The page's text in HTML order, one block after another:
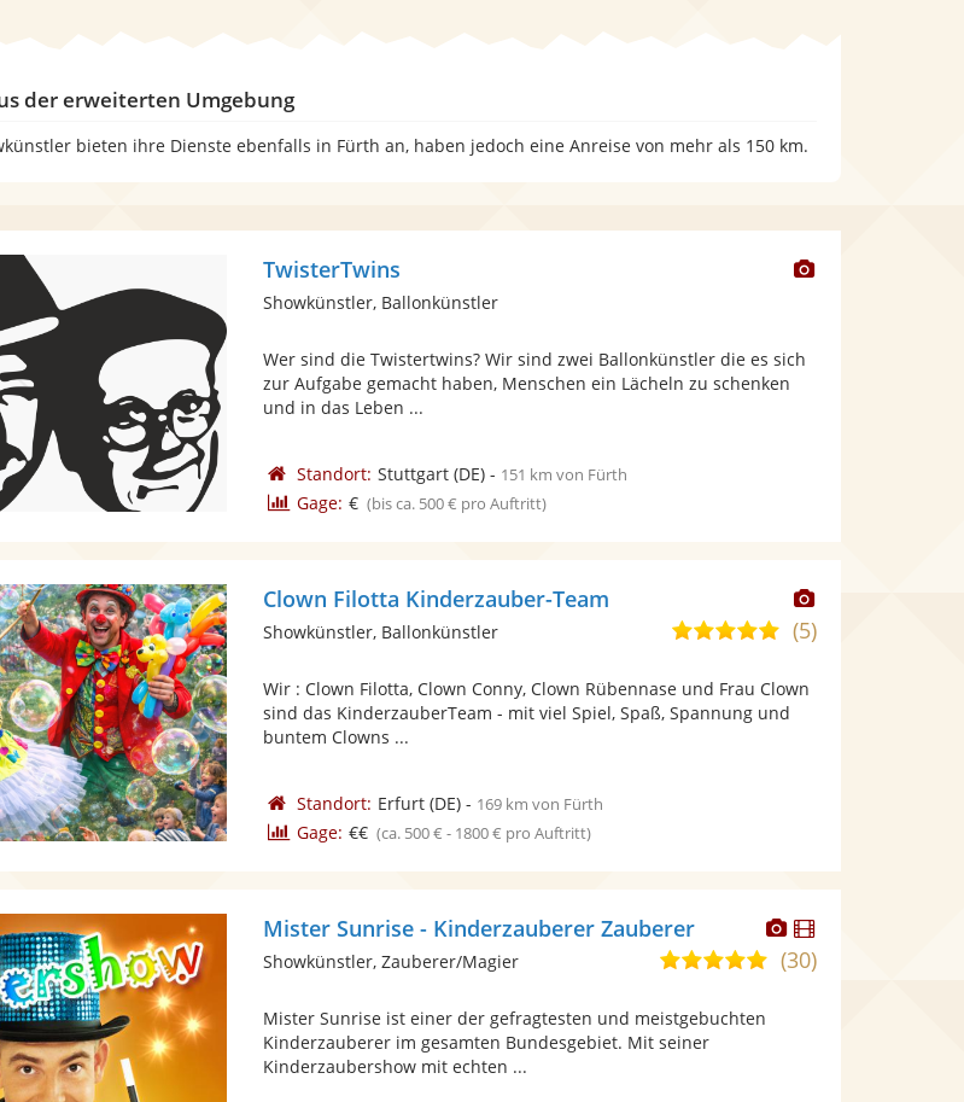
der erweiterten Umgebung
bieten ihre Dienste ebenfalls in Fürth an, haben jedoch eine Anreise von mehr als 150 km.
Dieser
TwisterTwins
Showkünstler, Ballonkünstler
Wer sind die Twistertwins? Wir sind zwei Ballonkünstler die es sich
zur Aufgabe gemacht haben, Menschen ein Lächeln zu schenken
und in das Leben ...
Standort: Stuttgart(DE)- 151 km von Fürth
Gage: € (bis ca. 500 € pro Auftritt)
Dieser
Künstler
Clown Filotta Kinderzauber-Team
5,0
5
Sternen
(5)
Showkünstler, Ballonkünstler
Wir : Clown Filotta, Clown Conny, Clown Rübennase und Frau Clown
sind das KinderzauberTeam - mit viel Spiel, Spaß, Spannung und
buntem Clowns ...
Standort: Erfurt(DE)- 169 km von Fürth
Gage: €€ (ca. 500 € - 1800 € pro Auftritt)
Dieser
Künstler
stellt
Dieser
Künstler
Mister Sunrise - Kinderzauberer Zauberer
5,0(30)
Showkünstler, Zauberer/Magier
Mister Sunrise ist einer der gefragtesten und meistgebuchten
Kinderzauberer im gesamten Bundesgebiet. Mit seiner
Kinderzaubershow mit echten ...